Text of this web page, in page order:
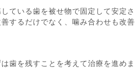
ている歯を被せ物で固定して安定さ
するだけでなく、噛み合わせも改善
歯を残すことを考えて治療を進めま